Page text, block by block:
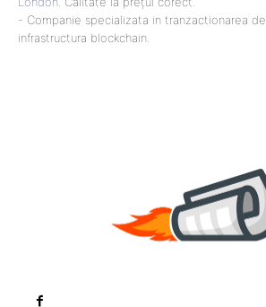
- Companie specializata in tranzactionarea de
infrastructura blockchain.